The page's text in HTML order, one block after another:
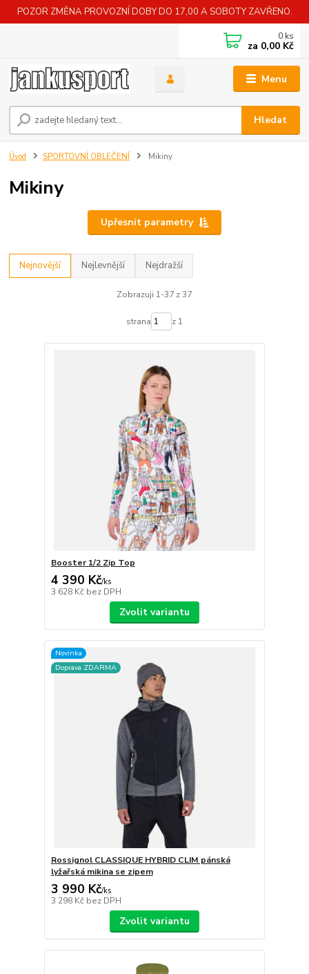
POZOR ZMĚNA PROVOZNÍ DOBY DO 17,00 A SOBOTY ZAVŘENO.
Menu
Hledat
0 ks
za 0,00 Kč
Úvod SPORTOVNÍ OBLEČENÍ Mikiny
Mikiny
Upřesnit parametry
Nejnovější Nejlevnější Nejdražší
Zobrazuji 1-37 z 37
strana z 1
Booster 1/2 Zip Top
4 390 Kč/ks
3 628 Kč bez DPH
Zvolit variantu
Novinka
Doprava ZDARMA
Rossignol CLASSIQUE HYBRID CLIM pánská
lyžařská mikina se zipem
3 990 Kč/ks
3 298 Kč bez DPH
Zvolit variantu